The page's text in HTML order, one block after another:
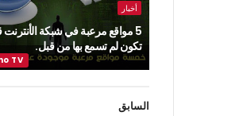
أخبار
5 مواقع مرعبة في شبكة الأنترنت
تكون لم تسمع بها من قبل.
السابق